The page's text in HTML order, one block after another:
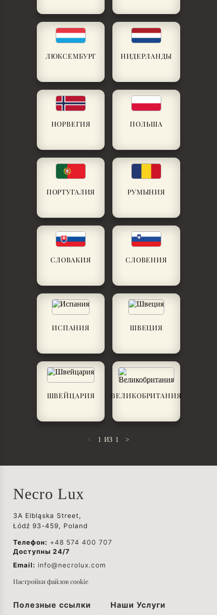
ЛЮКСЕМБУРГ НИДЕРЛАНДЫ
НОРВЕГИЯ ПОЛЬША
ПОРТУГАЛИЯ РУМЫНИЯ
СЛОВАКИЯ СЛОВЕНИЯ
ИСПАНИЯ ШВЕЦИЯ
ШВЕЙЦАРИЯ ВЕЛИКОБРИТАНИЯ
< 1 ИЗ 1 >
Necro Lux
3A Elbląska Street,
Łódź 93-459, Poland
Телефон: +48 574 400 707
Доступны 24/7
Email: info@necrolux.com
Настройки файлов cookie
Полезные ссылки Наши Услуги